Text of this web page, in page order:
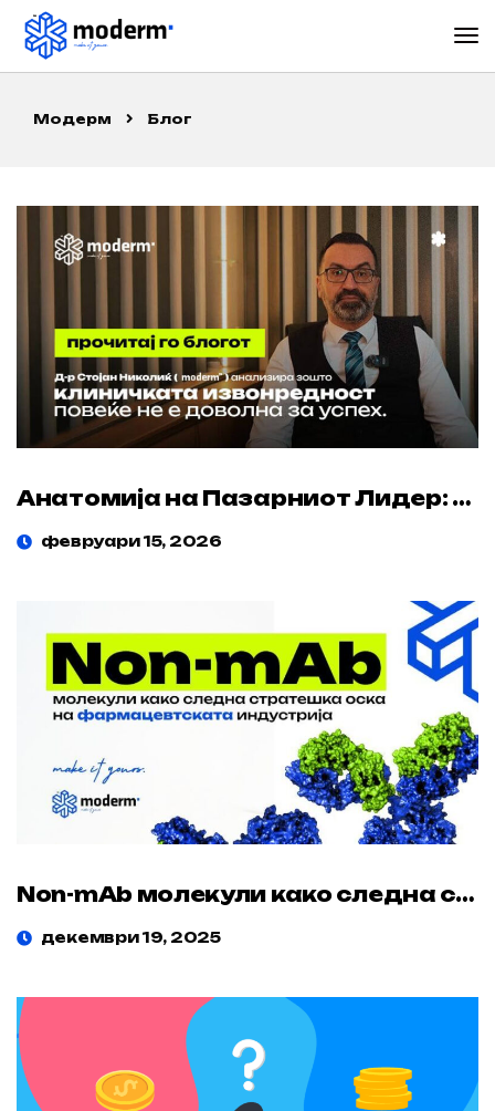
Модерм Блог
Анатомија на Пазарниот Лидер: Стратешки Императив за Модерна Клиника
февруари 15, 2026
Non-mAb молекули како следна стратешка оска на фармацевтската индустрија
декември 19, 2025